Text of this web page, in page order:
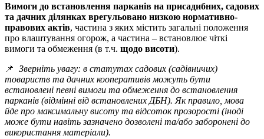
Вимоги до встановлення парканів на присадибних, садових
та дачних ділянках врегульовано низкою нормативно-
правових актів, частина з яких містить загальні положення
про влаштування огорож, а частина – встановлює чіткі
вимоги та обмеження (в т.ч. щодо висоти).
📌 Зверніть увагу: в статутах садових (садівничих)
товариств та дачних кооперативів можуть бути
встановлені певні вимоги та обмеження до встановлення
парканів (відмінні від встановлених ДБН). Як правило, мова
йде про максимальну висоту та відсоток прозорості (іноді
може бути навіть зазначено дозволені та/або заборонені до
використання матеріали).